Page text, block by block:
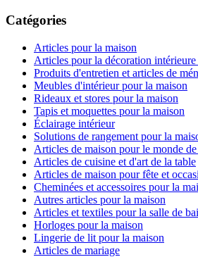
Catégories
Articles pour la maison
Articles pour la décoration intérieure
Produits d'entretien et articles de
Meubles d'intérieur pour la maison
Rideaux et stores pour la maison
Tapis et moquettes pour la maison
Éclairage intérieur
Solutions de rangement pour la
Articles de maison pour le monde
Articles de cuisine et d'art de la table
Articles de maison pour fête et
Cheminées et accessoires pour la
Autres articles pour la maison
Articles et textiles pour la salle de
Horloges pour la maison
Lingerie de lit pour la maison
Articles de mariage